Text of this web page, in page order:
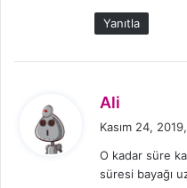
Yanıtla
Ali
i
k
Kasım 24,
O kadar süre
süresi bayağı